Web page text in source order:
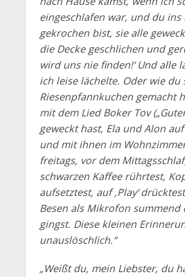
eingeschlafen war, und du ins
gekrochen bist, sie alle
die Decke geschlichen und
wird uns nie finden!‘ Und alle
ich leise lächelte. Oder wie du
Riesenpfannkuchen gemacht
mit dem Lied Boker Tov
geweckt hast, Ela und Alon
und mit ihnen im
freitags, vor dem
schwarzen Kaffee rührtest,
aufsetztest, auf ‚Play‘
Besen als Mikrofon summend
gingst. Diese kleinen
unauslöschlich.“
„Weißt du, mein Liebster, du